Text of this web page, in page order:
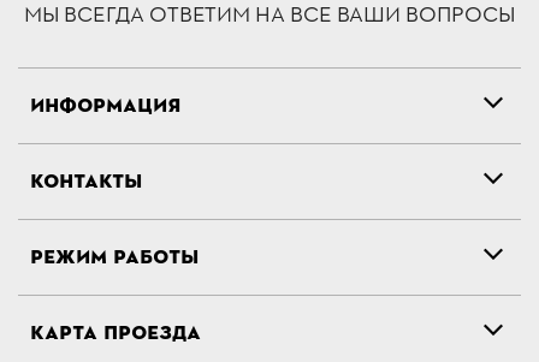
МЫ ВСЕГДА ОТВЕТИМ НА ВСЕ ВАШИ ВОПРОСЫ
ИНФОРМАЦИЯ
КОНТАКТЫ
РЕЖИМ РАБОТЫ
КАРТА ПРОЕЗДА